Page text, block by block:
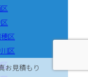
区
区
お見積もり